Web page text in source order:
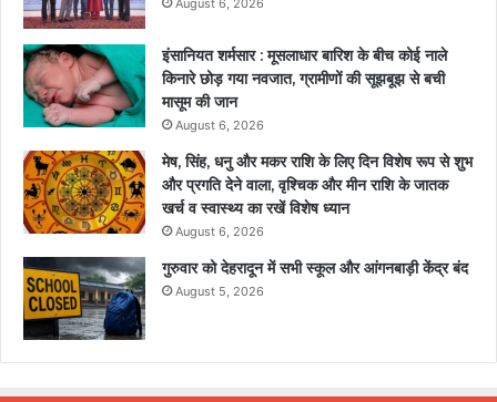
August 6, 2026
इंसानियत शर्मसार : मूसलाधार बारिश के बीच कोई नाले
किनारे छोड़ गया नवजात, ग्रामीणों की सूझबूझ से बची
मासूम की जान
August 6, 2026
मेष, सिंह, धनु और मकर राशि के लिए दिन विशेष रूप से शुभ
और प्रगति देने वाला, वृश्चिक और मीन राशि के जातक
खर्च व स्वास्थ्य का रखें विशेष ध्यान
August 6, 2026
गुरुवार को देहरादून में सभी स्कूल और आंगनबाड़ी केंद्र बंद
August 5, 2026